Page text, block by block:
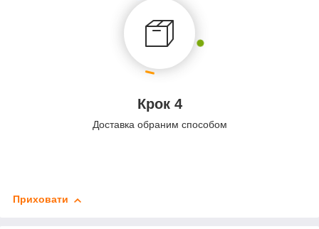
Крок 4
Доставка обраним способом
Приховати